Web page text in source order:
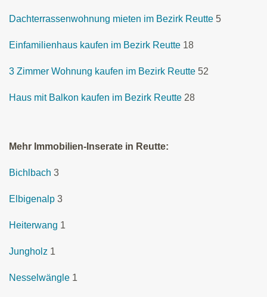
Dachterrassenwohnung mieten im Bezirk Reutte 5
Einfamilienhaus kaufen im Bezirk Reutte 18
3 Zimmer Wohnung kaufen im Bezirk Reutte 52
Haus mit Balkon kaufen im Bezirk Reutte 28
Mehr Immobilien-Inserate in Reutte:
Bichlbach 3
Elbigenalp 3
Heiterwang 1
Jungholz 1
Nesselwängle 1